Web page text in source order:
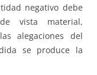
negativo debe
vista material,
alegaciones del
se produce la